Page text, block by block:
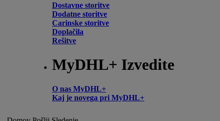
Dostavne storitve
Dodatne storitve
Carinske storitve
Doplačila
Rešitve
MyDHL+ Izvedite
O nas MyDHL+
Kaj je novega pri MyDHL+